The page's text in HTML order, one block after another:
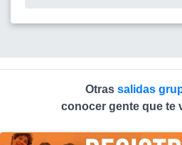
Otras salidas
conocer gente que te